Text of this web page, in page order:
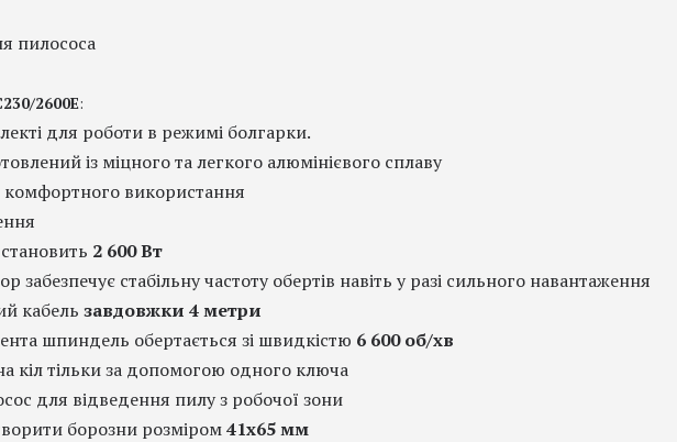
пилососа
2600E:
для роботи в режимі болгарки.
із міцного та легкого алюмінієвого сплаву
комфортного використання
2 600 Вт
забезпечує стабільну частоту обертів навіть у разі сильного навантаження
кабель завдовжки 4 метри
шпиндель обертається зі швидкістю 6 600 об/хв
кіл тільки за допомогою одного ключа
для відведення пилу з робочої зони
борозни розміром41х65 мм